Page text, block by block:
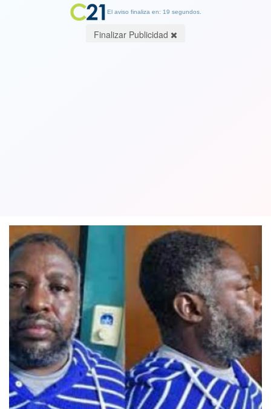
El aviso finaliza en: 19 segundos.
Finalizar Publicidad